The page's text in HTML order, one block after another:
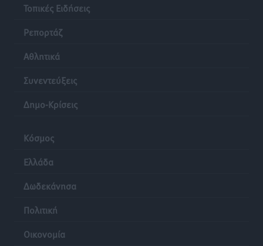
Τοπικές Ειδήσεις
Ρεπορτάζ
Αθλητικά
Συνεντεύξεις
Δημο-Κρίσεις
Κόσμος
Ελλάδα
Δωδεκάνησα
Πολιτική
Οικονομία